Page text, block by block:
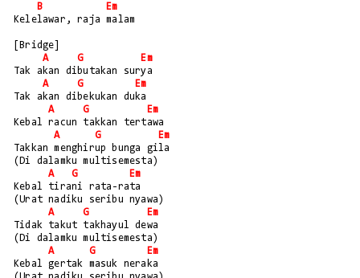
B
Em
Kelelawar, raja malam
[Bridge]
A
G
Em
Tak akan dibutakan surya
A
G
Em
Tak akan dibekukan duka
A
G
Em
Kebal racun takkan tertawa
A
G
Em
Takkan menghirup bunga gila
(Di dalamku multisemesta)
A
G
Em
Kebal tirani rata-rata
(Urat nadiku seribu nyawa)
A
G
Em
Tidak takut takhayul dewa
(Di dalamku multisemesta)
A
G
Em
Kebal gertak masuk neraka